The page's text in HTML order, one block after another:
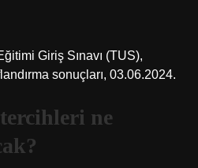
Giriş Sınavı (TUS),
sonuçları, 03.06.2024.
ne